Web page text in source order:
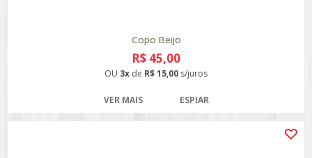
Copo Beijo
R$ 45,00
OU 3x de R$ 15,00 s/juros
VER MAIS ESPIAR